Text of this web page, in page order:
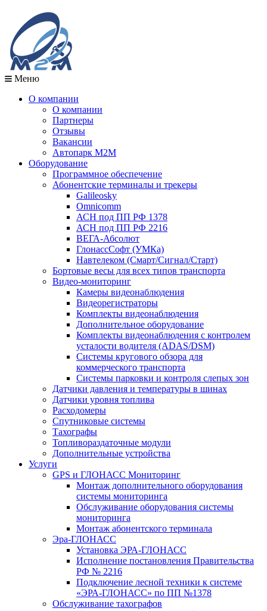
Меню
О компании
О компании
Партнеры
Отзывы
Вакансии
Автопарк М2М
Оборудование
Программное обеспечение
Абонентские терминалы и трекеры
Galileosky
Omnicomm
АСН под ПП РФ 1378
АСН под ПП РФ 2216
ВЕГА-Абсолют
ГлонассСофт (УМКа)
Навтелеком (Смарт/Сигнал/Старт)
Бортовые весы для всех типов транспорта
Видео-мониторинг
Камеры видеонаблюдения
Видеорегистраторы
Комплекты видеонаблюдения
Дополнительное оборудование
Комплекты видеонаблюдения с контролем
усталости водителя (ADAS/DSM)
Системы кругового обзора для
коммерческого транспорта
Системы парковки и контроля слепых зон
Датчики давления и температуры в шинах
Датчики уровня топлива
Расходомеры
Спутниковые системы
Тахографы
Топливораздаточные модули
Дополнительные устройства
Услуги
GPS и ГЛОНАСС Мониторинг
Монтаж дополнительного оборудования
системы мониторинга
Обслуживание оборудования системы
мониторинга
Монтаж абонентского терминала
Эра-ГЛОНАСС
Установка ЭРА-ГЛОНАСС
Исполнение постановления Правительства
РФ № 2216
Подключение лесной техники к системе
«ЭРА-ГЛОНАСС» по ПП №1378
Обслуживание тахографов